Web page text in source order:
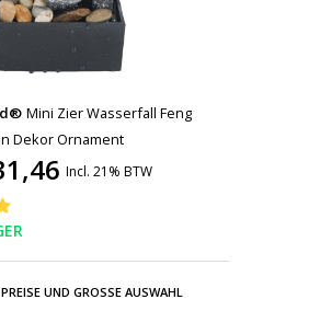
Mini Zier Wasserfall Feng
Dekor Ornament
Incl. 21% BTW
UND GROSSE AUSWAHL